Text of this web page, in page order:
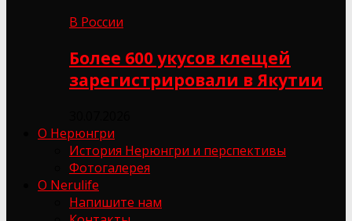
В России
Более 600 укусов клещей
зарегистрировали в Якутии
О Нерюнгри
История Нерюнгри и перспективы
Фотогалерея
О Nerulife
Напишите нам